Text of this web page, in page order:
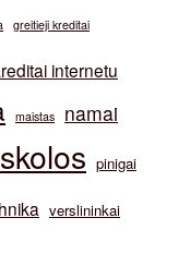
greitieji kreditai
internetu
maistas
namai
pinigai
verslininkai